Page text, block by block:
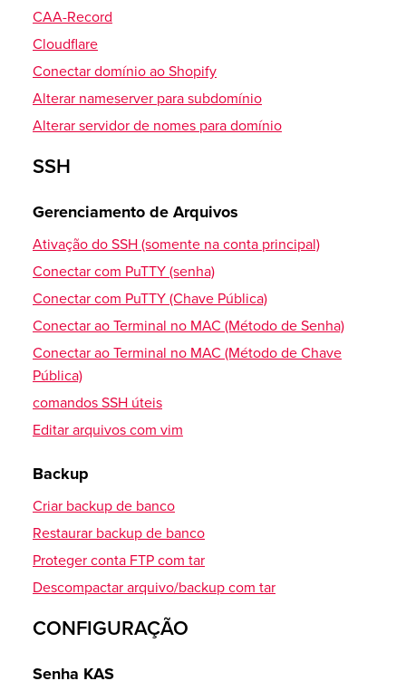
Total Commander 8.52a
Baixar
Enviar arquivos
Ligação
WinSCP
Baixar
Conectar e enviar arquivos
Alterar permissão (CHMOD)
Conexão via SFTP (método de chave pública)
CAA-Record
Cloudflare
Conectar domínio ao Shopify
Alterar nameserver para subdomínio
Alterar servidor de nomes para domínio
SSH
Gerenciamento de Arquivos
Ativação do SSH (somente na conta principal)
Conectar com PuTTY (senha)
Conectar com PuTTY (Chave Pública)
Conectar ao Terminal no MAC (Método de Senha)
Conectar ao Terminal no MAC (Método de Chave
Pública)
comandos SSH úteis
Editar arquivos com vim
Backup
Criar backup de banco
Restaurar backup de banco
Proteger conta FTP com tar
Descompactar arquivo/backup com tar
CONFIGURAÇÃO
Senha KAS